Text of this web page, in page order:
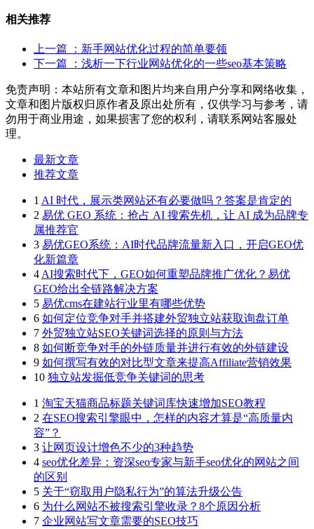
相关推荐
上一篇
：新手网站优化过程的简单要领
下一篇
：浅析一下行业网站优化的一些seo基本策略
免责声明：本站所有文章和图片均来自用户分享和网络收集，
文章和图片版权归原作者及原出处所有，仅供学习与参考，请
勿用于商业用途，如果损害了您的权利，请联系网站客服处
理。
最新文章
推荐文章
1 AI 时代，展示类网站还有必要做吗？答案是肯定的
2 易优 GEO 系统：抢占 AI 搜索先机，让 AI 成为品牌专
属推荐官
3 易优GEO系统：AI时代品牌流量新入口，开启GEO优
化新篇章
4 AI搜索时代下，GEO如何重塑品牌推广优化？易优
GEO给出全链路解决方案
5 易优cms在建站行业里有哪些优势
6 如何定位竞争对手并搭建外贸独立站获取询盘订单
7 外贸独立站SEO关键词选择的原则与方法
8 如何断竞争对手的外链质量并进行有效的外链建设
9 如何撰写有效的对比型文章来提高Affiliate营销效果
10 独立站发掘低竞争关键词的思考
1 淘宝天猫商品标题关键词库快速增加SEO教程
2 在SEO搜索引擎眼中，怎样的内容才算是“高质量内
容”？
3 让网页设计增色不少的3种趋势
4 seo优化差异：资深seo专家与新手seo优化的网站之间
的区别
5 关于“窃取用户隐私行为”的算法升级公告
6 为什么网站不被搜索引擎收录？8个原因分析
7 企业网站写文章需要的SEO技巧